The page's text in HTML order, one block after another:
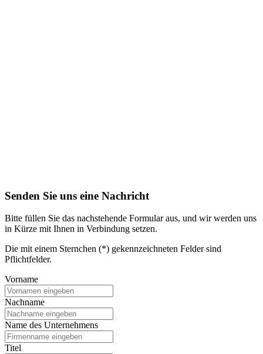
Senden Sie uns eine Nachricht
Bitte füllen Sie das nachstehende Formular aus, und wir werden uns
in Kürze mit Ihnen in Verbindung setzen.
Die mit einem Sternchen (*) gekennzeichneten Felder sind
Pflichtfelder.
Vorname
Nachname
Name des Unternehmens
Titel